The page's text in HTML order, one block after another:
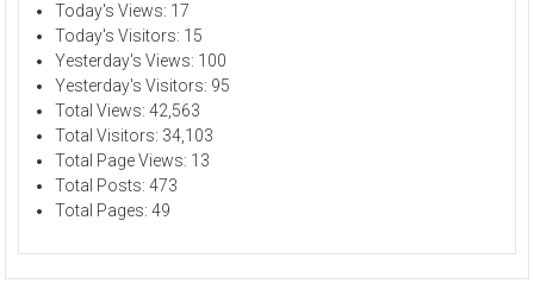
Today's Views: 17
Today's Visitors: 15
Yesterday's Views: 100
Yesterday's Visitors: 95
Total Views:42,563
Total Visitors: 34,103
Total Page Views: 13
Total Posts:473
Total Pages:49